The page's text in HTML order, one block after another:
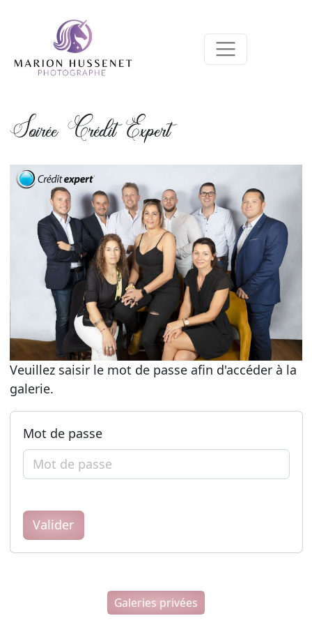
Soirée Crédit Expert
Veuillez saisir le mot de passe afin d'accéder à la
galerie.
Mot de passe
Valider
Galeries privées